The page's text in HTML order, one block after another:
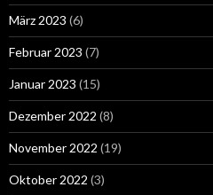
März 2023 (6)
Februar 2023 (7)
Januar 2023 (15)
Dezember 2022 (8)
November 2022 (19)
Oktober 2022 (3)